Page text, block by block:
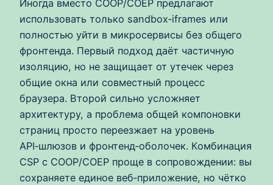
Иногда вместо COOP/COEP предлагают
использовать только sandbox‑iframes или
полностью уйти в микросервисы без общего
фронтенда. Первый подход даёт частичную
изоляцию, но не защищает от утечек через
общие окна или совместный процесс
браузера. Второй сильно усложняет
архитектуру, а проблема общей компоновки
страниц просто переезжает на уровень
API‑шлюзов и фронтенд‑оболочек. Комбинация
CSP с COOP/COEP проще в сопровождении: вы
сохраняете единое веб‑приложение, но чётко